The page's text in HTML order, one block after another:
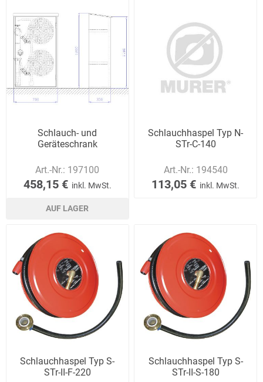
Schlauch- und
Geräteschrank
Art.-Nr.: 197100
458,15 € inkl. MwSt.
AUF LAGER
Schlauchhaspel Typ N-
STr-C-140
Art.-Nr.: 194540
113,05 € inkl. MwSt.
Schlauchhaspel Typ S-
STr-II-F-220
Schlauchhaspel Typ S-
STr-II-S-180